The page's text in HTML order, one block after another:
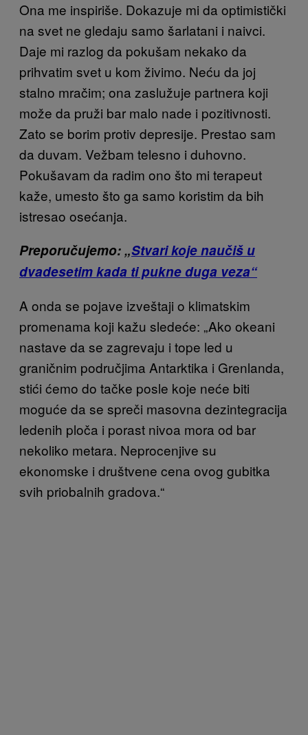
Ona me inspiriše. Dokazuje mi da optimistički
na svet ne gledaju samo šarlatani i naivci.
Daje mi razlog da pokušam nekako da
prihvatim svet u kom živimo. Neću da joj
stalno mračim; ona zaslužuje partnera koji
može da pruži bar malo nade i pozitivnosti.
Zato se borim protiv depresije. Prestao sam
da duvam. Vežbam telesno i duhovno.
Pokušavam da radim ono što mi terapeut
kaže, umesto što ga samo koristim da bih
istresao osećanja.
Preporučujemo: „Stvari koje naučiš u
dvadesetim kada ti pukne duga veza“
A onda se pojave izveštaji o klimatskim
promenama koji kažu sledeće: „Ako okeani
nastave da se zagrevaju i tope led u
graničnim područjima Antarktika i Grenlanda,
stići ćemo do tačke posle koje neće biti
moguće da se spreči masovna dezintegracija
ledenih ploča i porast nivoa mora od bar
nekoliko metara. Neprocenjive su
ekonomske i društvene cena ovog gubitka
svih priobalnih gradova.“